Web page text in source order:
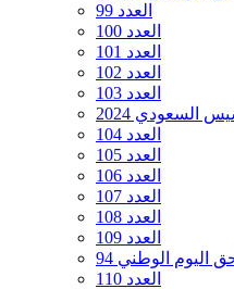
العدد 99
العدد 100
العدد 101
العدد 102
العدد 103
السعودي 2024
العدد 104
العدد 105
العدد 106
العدد 107
العدد 108
العدد 109
اليوم الوطني 94
العدد 110